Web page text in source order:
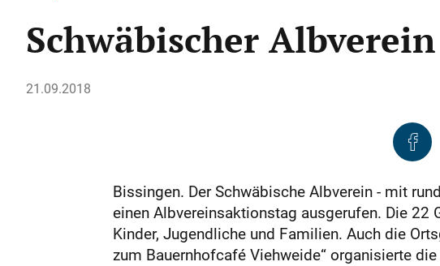
Schwäbischer
21.09.2018
Bissingen. Der Schwäbische Albverein - mit
einen Albvereinsaktionstag ausgerufen. Die
Kinder, Jugendliche und Familien. Auch die
zum Bauernhofcafé Viehweide“ organisierte